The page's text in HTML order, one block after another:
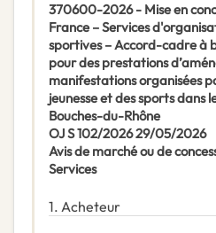
370600-2026 - Mise en
France – Services
sportives – Accord-cadre à
pour des prestations
manifestations organisées
jeunesse et des sports dans
Bouches-du-Rhône
OJ S 102/2026 29/05/2026
Avis de marché ou de
Services
1. Acheteur